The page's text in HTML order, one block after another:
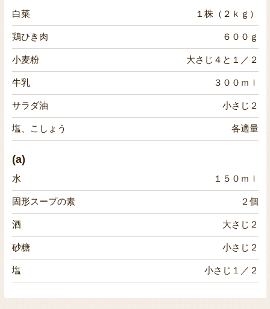
白菜 １株（２ｋｇ）
鶏ひき肉 ６００ｇ
小麦粉 大さじ４と１／２
牛乳 ３００ｍｌ
サラダ油 小さじ２
塩、こしょう 各適量
(a)
水 １５０ｍｌ
固形スープの素 ２個
酒 大さじ２
砂糖 小さじ２
塩 小さじ１／２